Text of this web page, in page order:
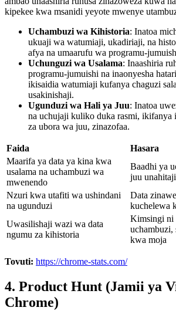
kipekee kwa msanidi yeyote mwenye
Uchambuzi wa Kihistoria: Inatoa
ukuaji wa watumiaji, ukadiriaji, na
afya na umaarufu wa programu-
Uchunguzi wa Usalama: Inaashiria
programu-jumuishi na inaonyesha
ikisaidia watumiaji kufanya chaguzi
usakinishaji.
Ugunduzi wa Hali ya Juu: Inatoa
na uchujaji kuliko duka rasmi, ikifanya
za ubora wa juu, zinazofaa.
Faida
Hasara
Maarifa ya data ya kina kwa
usalama na uchambuzi wa
mwenendo
Baadhi ya
juu
Nzuri kwa utafiti wa ushindani
na ugunduzi
Data
kuchelewa
Uwasilishaji wazi wa data
ngumu za kihistoria
Kimsingi ni
uchambuzi,
kwa moja
Tovuti: https://chrome-stats.com/
4. Product Hunt (Jamii ya
Chrome)